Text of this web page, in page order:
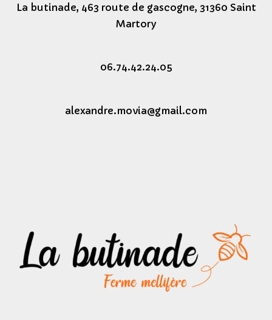
La butinade, 463 route de gascogne, 31360 Saint
Martory
06.74.42.24.05
alexandre.movia@gmail.com